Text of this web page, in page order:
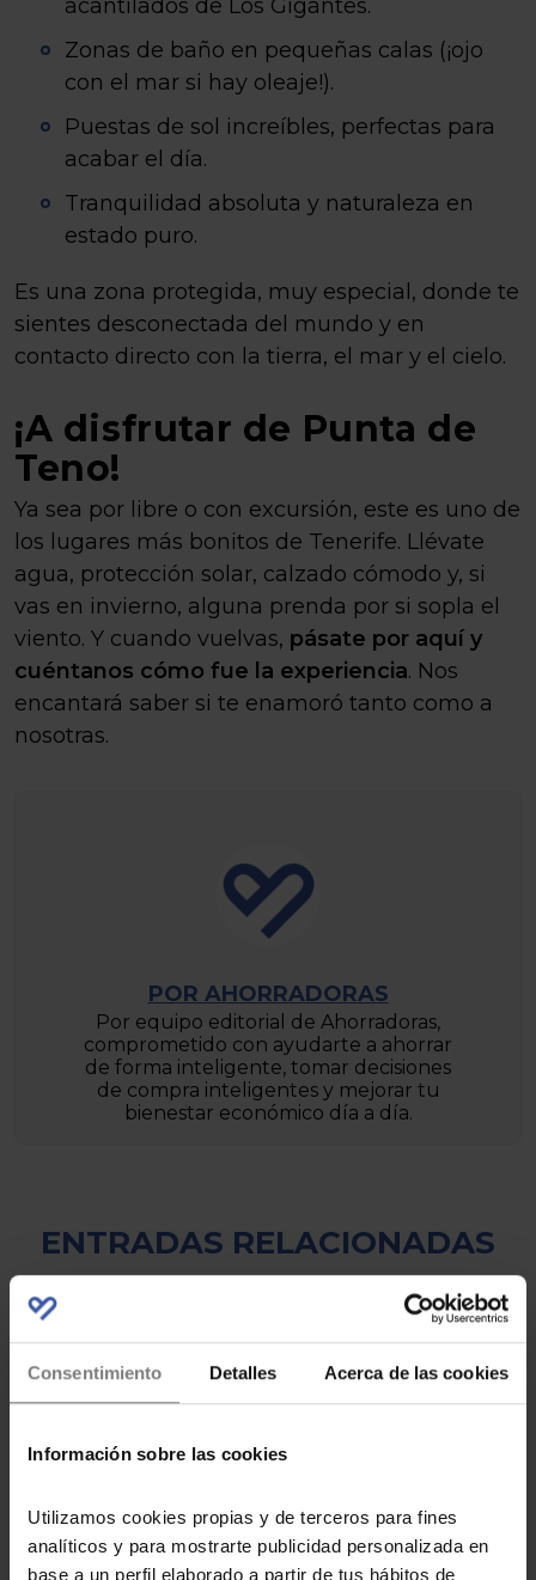
Consentimiento Detalles Acerca de las cookies
Información sobre las cookies
Utilizamos cookies propias y de terceros para fines
analíticos y para mostrarte publicidad personalizada en
base a un perfil elaborado a partir de tus hábitos de
acantilados de Los Gigantes.
Zonas de baño en pequeñas calas (¡ojo
con el mar si hay oleaje!).
Puestas de sol increíbles, perfectas para
acabar el día.
Tranquilidad absoluta y naturaleza en
estado puro.
Es una zona protegida, muy especial, donde te
sientes desconectada del mundo y en
contacto directo con la tierra, el mar y el cielo.
¡A disfrutar de Punta de
Teno!
Ya sea por libre o con excursión, este es uno de
los lugares más bonitos de Tenerife. Llévate
agua, protección solar, calzado cómodo y, si
vas en invierno, alguna prenda por si sopla el
viento. Y cuando vuelvas, pásate por aquí y
cuéntanos cómo fue la experiencia. Nos
encantará saber si te enamoró tanto como a
nosotras.
POR AHORRADORAS
Por equipo editorial de Ahorradoras,
comprometido con ayudarte a ahorrar
de forma inteligente, tomar decisiones
de compra inteligentes y mejorar tu
bienestar económico día a día.
ENTRADAS RELACIONADAS